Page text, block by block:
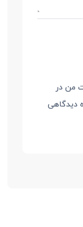
من در
دیدگاهی